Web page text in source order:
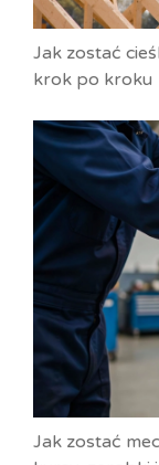
Jak zostać
krok po kroku
Jak zostać